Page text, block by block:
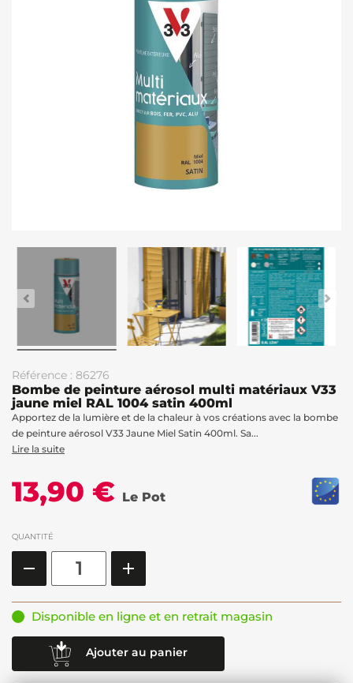
Référence : 86276
Bombe de peinture aérosol multi matériaux V33
jaune miel RAL 1004 satin 400ml
Apportez de la lumière et de la chaleur à vos créations avec la bombe
de peinture aérosol V33 Jaune Miel Satin 400ml. Sa...
Lire la suite
13,90 € Le Pot
QUANTITÉ
Disponible en ligne et en retrait magasin
Ajouter au panier